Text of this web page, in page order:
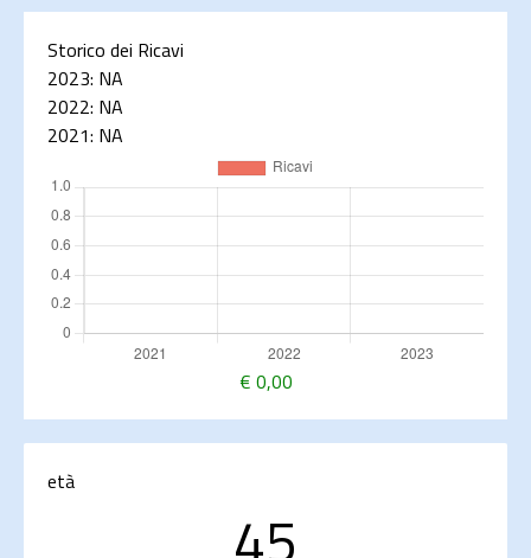
Storico dei Ricavi
2023: NA
2022: NA
2021: NA
€ 0,00
età